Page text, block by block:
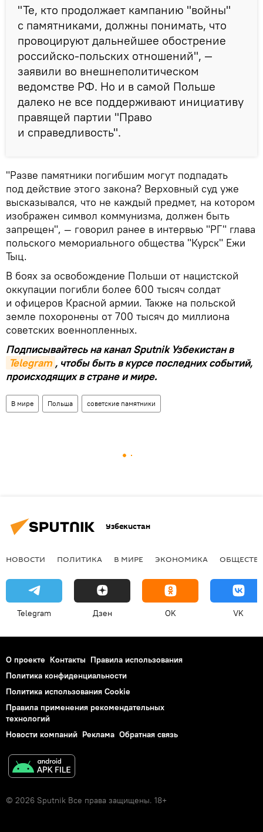
"Те, кто продолжает кампанию "войны"
с памятниками, должны понимать, что
провоцируют дальнейшее обострение
российско-польских отношений", —
заявили во внешнеполитическом
ведомстве РФ. Но и в самой Польше
далеко не все поддерживают инициативу
правящей партии "Право
и справедливость".
"Разве памятники погибшим могут подпадать
под действие этого закона? Верховный суд уже
высказывался, что не каждый предмет, на котором
изображен символ коммунизма, должен быть
запрещен", — говорил ранее в интервью "РГ" глава
польского мемориального общества "Курск" Ежи
Тыц.
В боях за освобождение Польши от нацистской
оккупации погибли более 600 тысяч солдат
и офицеров Красной армии. Также на польской
земле похоронены от 700 тысяч до миллиона
советских военнопленных.
Подписывайтесь на канал Sputnik Узбекистан в
Telegram , чтобы быть в курсе последних событий,
происходящих в стране и мире.
В мире Польша советские памятники
Узбекистан
НОВОСТИ ПОЛИТИКА В МИРЕ ЭКОНОМИКА
Telegram Дзен OK VK
О проекте Контакты Правила использования
Политика конфиденциальности
Политика использования Cookie
Правила применения рекомендательных
технологий
Новости компаний Реклама Обратная связь
© 2026 Sputnik Все права защищены. 18+